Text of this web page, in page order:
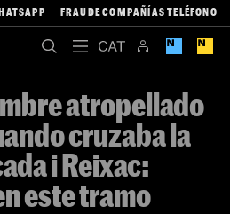
FRAUDE COMPAÑÍAS TELÉFONO
atropellado
cruzaba la
i Reixac:
este tramo